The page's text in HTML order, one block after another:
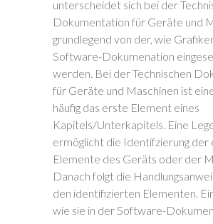
unterscheidet sich bei der
Dokumentation für Geräte und
grundlegend von der, wie
Software-Dokumenation
werden. Bei der Technischen
für Geräte und Maschinen ist
häufig das erste Element eines
Kapitels/Unterkapitels. Eine
ermöglicht die Identifzierung der
Elemente des Geräts oder der
Danach folgt die
den identifizierten Elementen.
wie sie in der Software-